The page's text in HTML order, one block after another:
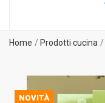
Home Prodotti cucina
NOVITÀ